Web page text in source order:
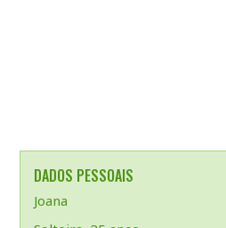
DADOS PESSOAIS
Joana